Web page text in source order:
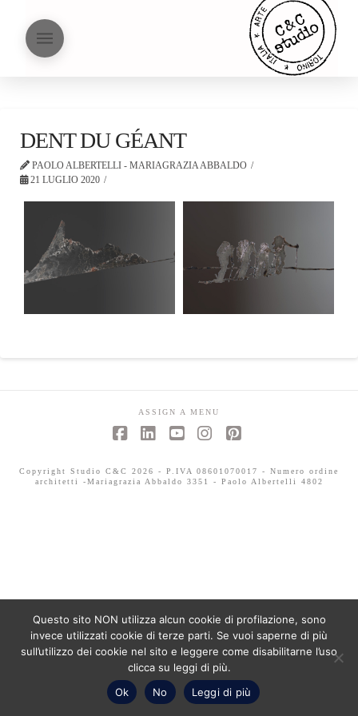
DENT DU GÉANT
PAOLO ALBERTELLI - MARIAGRAZIA ABBALDO
21 LUGLIO 2020
ASSIGN A MENU
Copyright Studio C&C 2026 - P.IVA 08601070017 - Numero ordine
architetti -Mariagrazia Abbaldo 3351 - Paolo Albertelli 4802
Questo sito NON utilizza alcun cookie di profilazione, sono
invece utilizzati cookie di terze parti. Se vuoi saperne di più
sull’utilizzo dei cookie nel sito e leggere come disabilitarne l’uso
clicca su leggi di più.
Ok
No Leggi di più